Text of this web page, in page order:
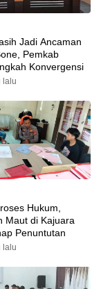
Jadi Ancaman
Pemkab
Konvergensi
lalu
Hukum,
Maut di Kajuara
Penuntutan
lalu